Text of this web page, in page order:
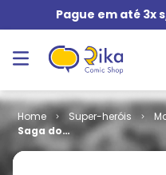
Pague em até 3x
Super-heróis
Saga do
Wolverine #